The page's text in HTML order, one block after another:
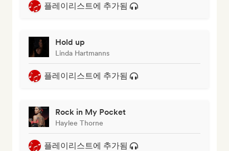
플레이리스트에 추가됨
Hold up
Linda Hartmanns
플레이리스트에 추가됨
Rock in My Pocket
Haylee Thorne
플레이리스트에 추가됨